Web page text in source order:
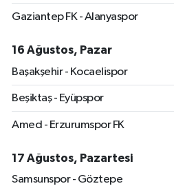
Gaziantep FK - Alanyaspor
16 Ağustos, Pazar
Başakşehir - Kocaelispor
Beşiktaş - Eyüpspor
Amed - Erzurumspor FK
17 Ağustos, Pazartesi
Samsunspor - Göztepe